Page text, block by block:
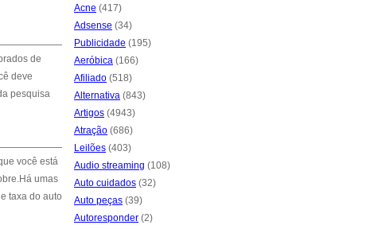
de
deve
pesquisa
você está
umas
taxa do auto
Acne (417)
Adsense (34)
Publicidade (195)
Aeróbica (166)
Afiliado (518)
Alternativa (843)
Artigos (4943)
Atração (686)
Leilões (403)
Audio streaming (108)
Auto cuidados (32)
Auto peças (39)
Autoresponder (2)